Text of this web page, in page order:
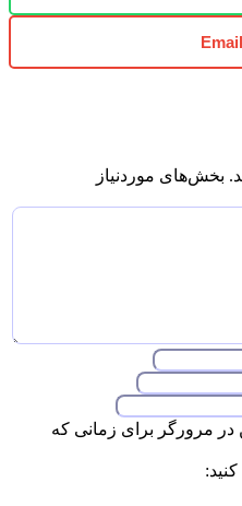
موردنیاز
برای زمانی که